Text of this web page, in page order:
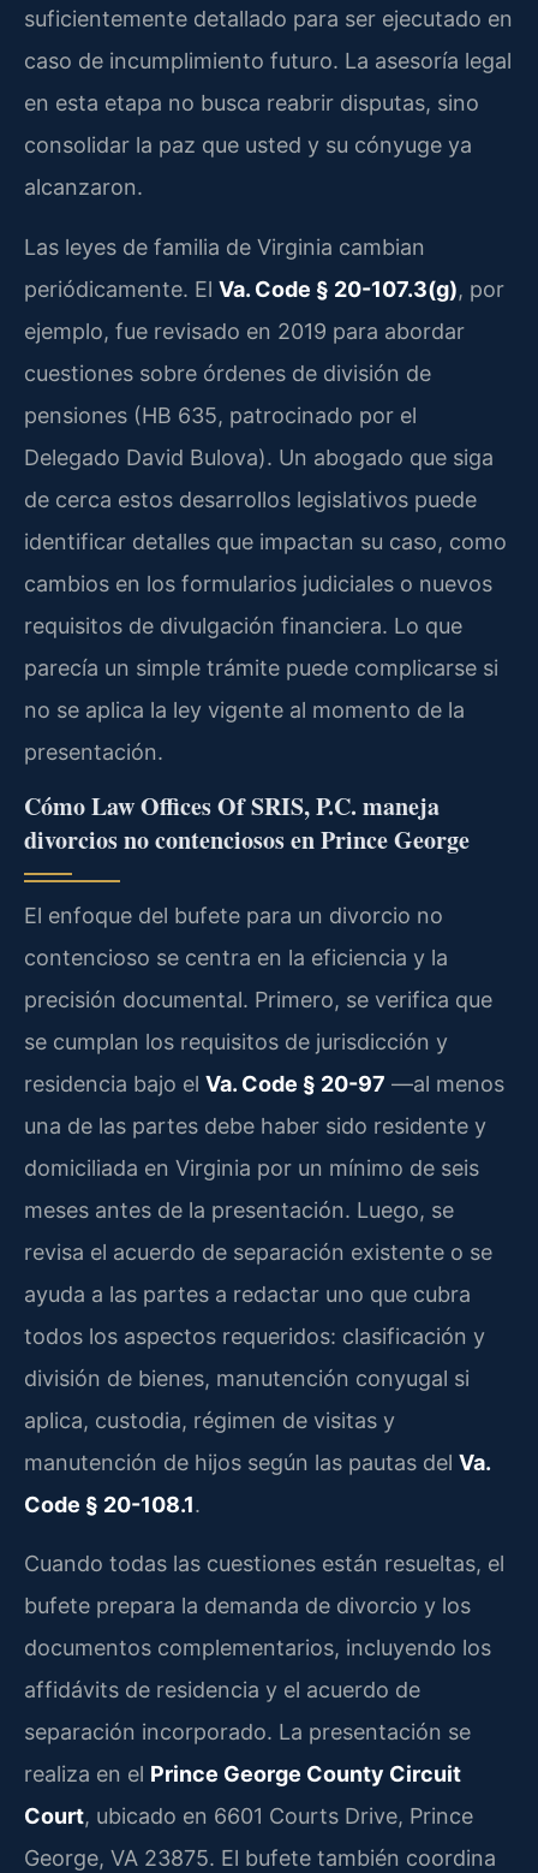
suficientemente detallado para ser ejecutado en
caso de incumplimiento futuro. La asesoría legal
en esta etapa no busca reabrir disputas, sino
consolidar la paz que usted y su cónyuge ya
alcanzaron.
Las leyes de familia de Virginia cambian
periódicamente. El Va. Code § 20-107.3(g), por
ejemplo, fue revisado en 2019 para abordar
cuestiones sobre órdenes de división de
pensiones (HB 635, patrocinado por el
Delegado David Bulova). Un abogado que siga
de cerca estos desarrollos legislativos puede
identificar detalles que impactan su caso, como
cambios en los formularios judiciales o nuevos
requisitos de divulgación financiera. Lo que
parecía un simple trámite puede complicarse si
no se aplica la ley vigente al momento de la
presentación.
Cómo Law Offices Of SRIS, P.C. maneja
divorcios no contenciosos en Prince George
El enfoque del bufete para un divorcio no
contencioso se centra en la eficiencia y la
precisión documental. Primero, se verifica que
se cumplan los requisitos de jurisdicción y
residencia bajo el Va. Code § 20-97 —al menos
una de las partes debe haber sido residente y
domiciliada en Virginia por un mínimo de seis
meses antes de la presentación. Luego, se
revisa el acuerdo de separación existente o se
ayuda a las partes a redactar uno que cubra
todos los aspectos requeridos: clasificación y
división de bienes, manutención conyugal si
aplica, custodia, régimen de visitas y
manutención de hijos según las pautas del Va.
Code § 20-108.1.
Cuando todas las cuestiones están resueltas, el
bufete prepara la demanda de divorcio y los
documentos complementarios, incluyendo los
affidávits de residencia y el acuerdo de
separación incorporado. La presentación se
realiza en el Prince George County Circuit
Court, ubicado en 6601 Courts Drive, Prince
George, VA 23875. El bufete también coordina